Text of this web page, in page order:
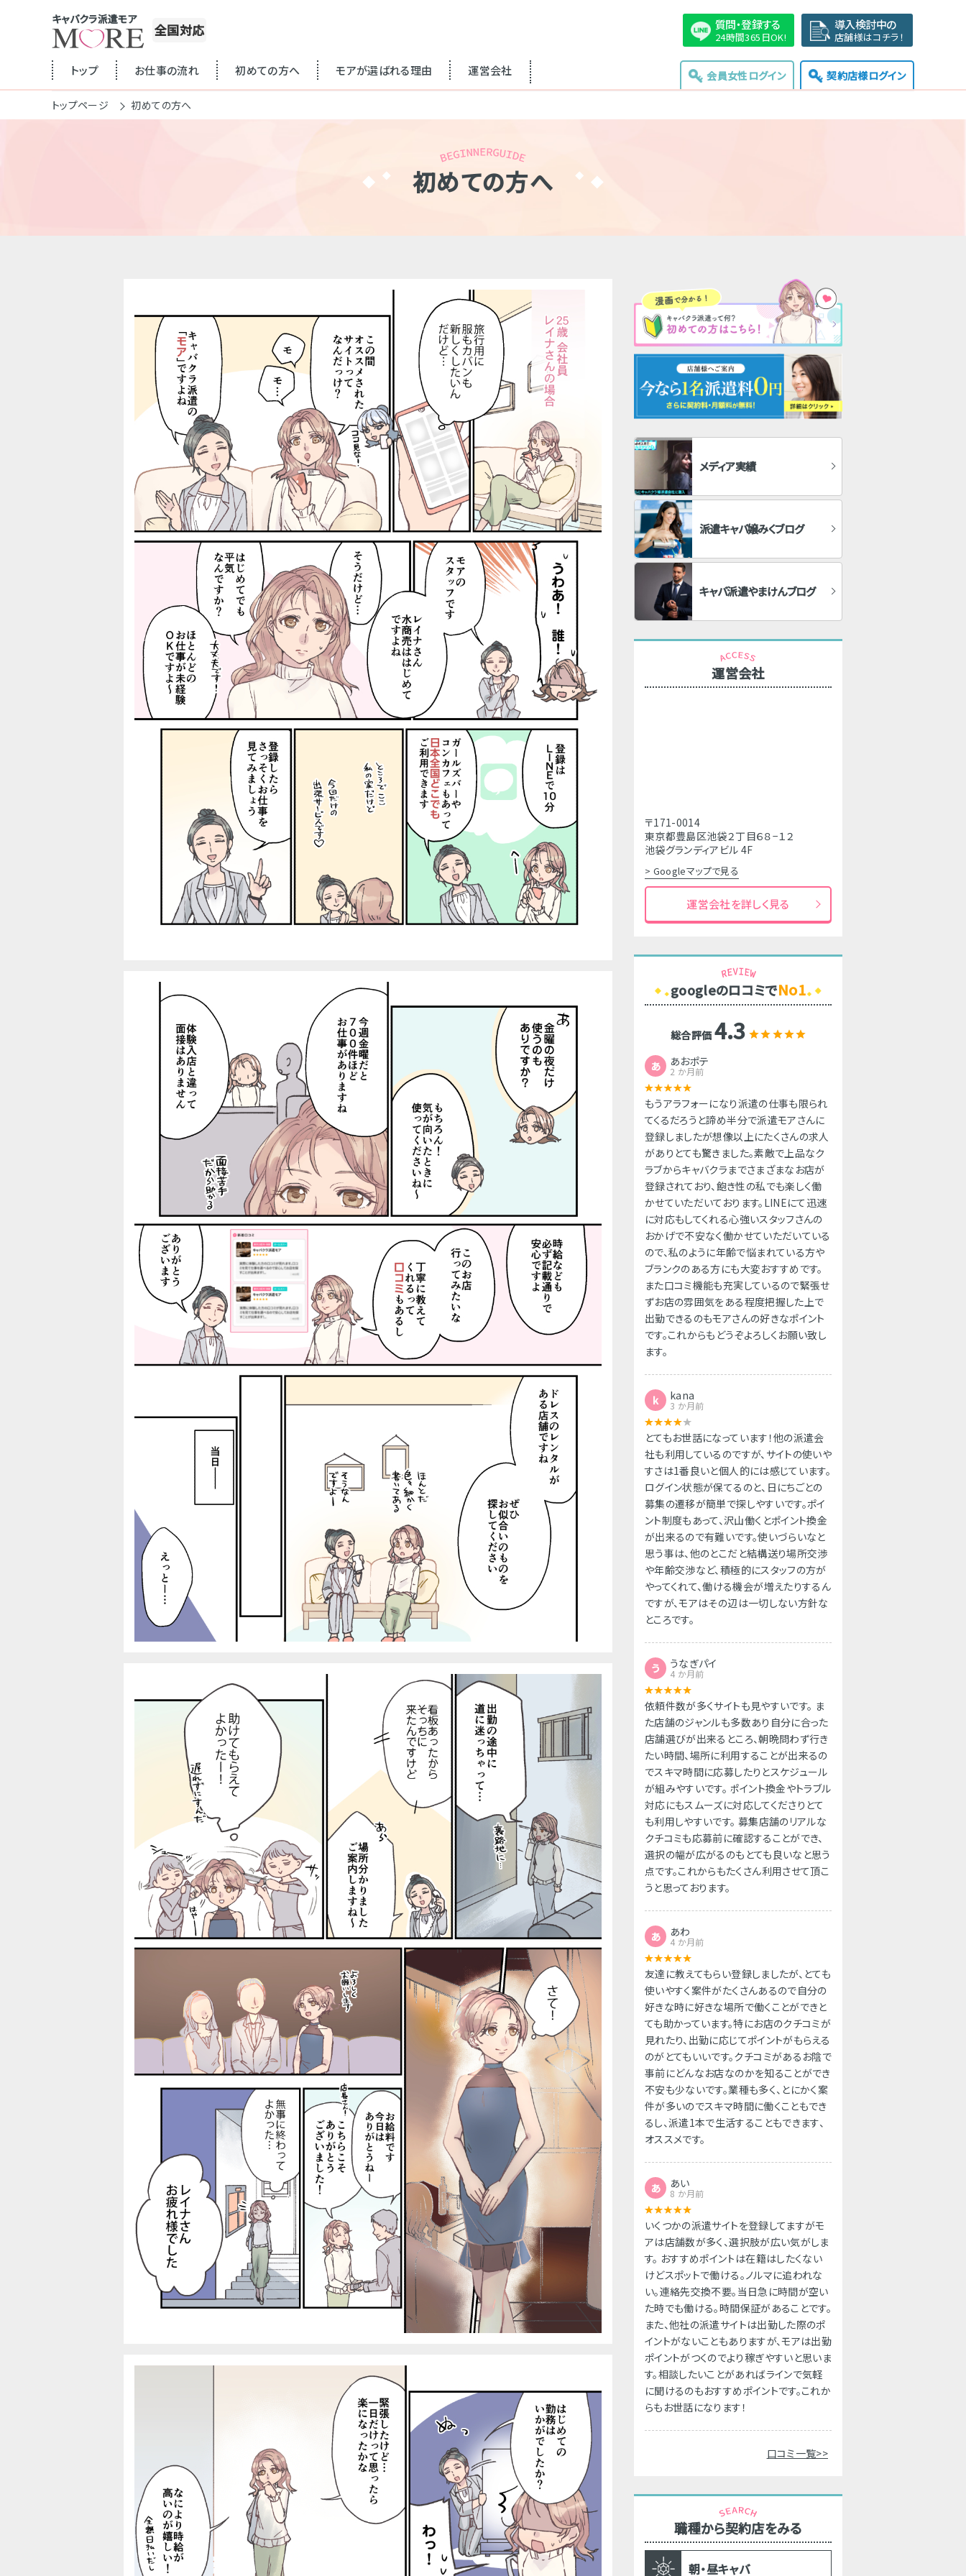
キャバクラ派遣モア
全国対応 質問・登録する
24時間365日OK!
導入検討中の
店舗様はコチラ！
トップ お仕事の流れ 初めての方へ モアが選ばれる理由 運営会社 会員女性ログイン 契約店様ログイン
トップページ 初めての方へ
初めての方へ
メディア実績
派遣キャバ嬢みくブログ
キャバ派遣やまけんブログ
運営会社
〒171-0014
東京都豊島区池袋２丁目６８−１２
池袋グランディアビル 4F
> Googleマップで見る
運営会社を詳しく見る
googleのロコミでNo1
総合評価4.3
あ あおポテ
2 か月前
もうアラフォーになり派遣の仕事も限られ
てくるだろうと諦め半分で派遣モアさんに
登録しましたが想像以上にたくさんの求人
がありとても驚きました。素敵で上品なク
ラブからキャバクラまでさまざまなお店が
登録されており、飽き性の私でも楽しく働
かせていただいております。LINEにて迅速
に対応もしてくれる心強いスタッフさんの
おかげで不安なく働かせていただいている
ので、私のように年齢で悩まれている方や
ブランクのある方にも大変おすすめです。
また口コミ機能も充実しているので緊張せ
ずお店の雰囲気をある程度把握した上で
出勤できるのもモアさんの好きなポイント
です。これからもどうぞよろしくお願い致し
ます。
k kana
3 か月前
とてもお世話になっています！他の派遣会
社も利用しているのですが、サイトの使いや
すさは1番良いと個人的には感じています。
ログイン状態が保てるのと、日にちごとの
募集の遷移が簡単で探しやすいです。ポイ
ント制度もあって、沢山働くとポイント換金
が出来るので有難いです。使いづらいなと
思う事は、他のとこだと結構送り場所交渉
や年齢交渉など、積極的にスタッフの方が
やってくれて、働ける機会が増えたりするん
ですが、モアはその辺は一切しない方針な
ところです。
う うなぎパイ
4 か月前
依頼件数が多くサイトも見やすいです。 ま
た店舗のジャンルも多数あり自分に合った
店舗選びが出来るところ、朝晩問わず行き
たい時間、場所に利用することが出来るの
でスキマ時間に応募したりとスケジュール
が組みやすいです。 ポイント換金やトラブル
対応にもスムーズに対応してくださりとて
も利用しやすいです。 募集店舗のリアルな
クチコミも応募前に確認することができ、
選択の幅が広がるのもとても良いなと思う
点です。これからもたくさん利用させて頂こ
うと思っております。
あ あわ
4 か月前
友達に教えてもらい登録しましたが、とても
使いやすく案件がたくさんあるので自分の
好きな時に好きな場所で働くことができと
ても助かっています。特にお店のクチコミが
見れたり、出勤に応じてポイントがもらえる
のがとてもいいです。クチコミがあるお陰で
事前にどんなお店なのかを知ることができ
不安も少ないです。業種も多く、とにかく案
件が多いのでスキマ時間に働くこともでき
るし、派遣1本で生活することもできます、
オススメです。
あ あい
8 か月前
いくつかの派遣サイトを登録してますがモ
アは店舗数が多く、選択肢が広い気がしま
す。 おすすめポイントは在籍はしたくない
けどスポットで働ける。ノルマに追われな
い。連絡先交換不要。当日急に時間が空い
た時でも働ける。時間保証があることです。
また、他社の派遣サイトは出勤した際のポ
イントがないこともありますが、モアは出勤
ポイントがつくのでより稼ぎやすいと思いま
す。相談したいことがあればラインで気軽
に聞けるのもおすすめポイントです。これか
らもお世話になります！
口コミ一覧>>
職種から契約店をみる
朝・昼キャバ